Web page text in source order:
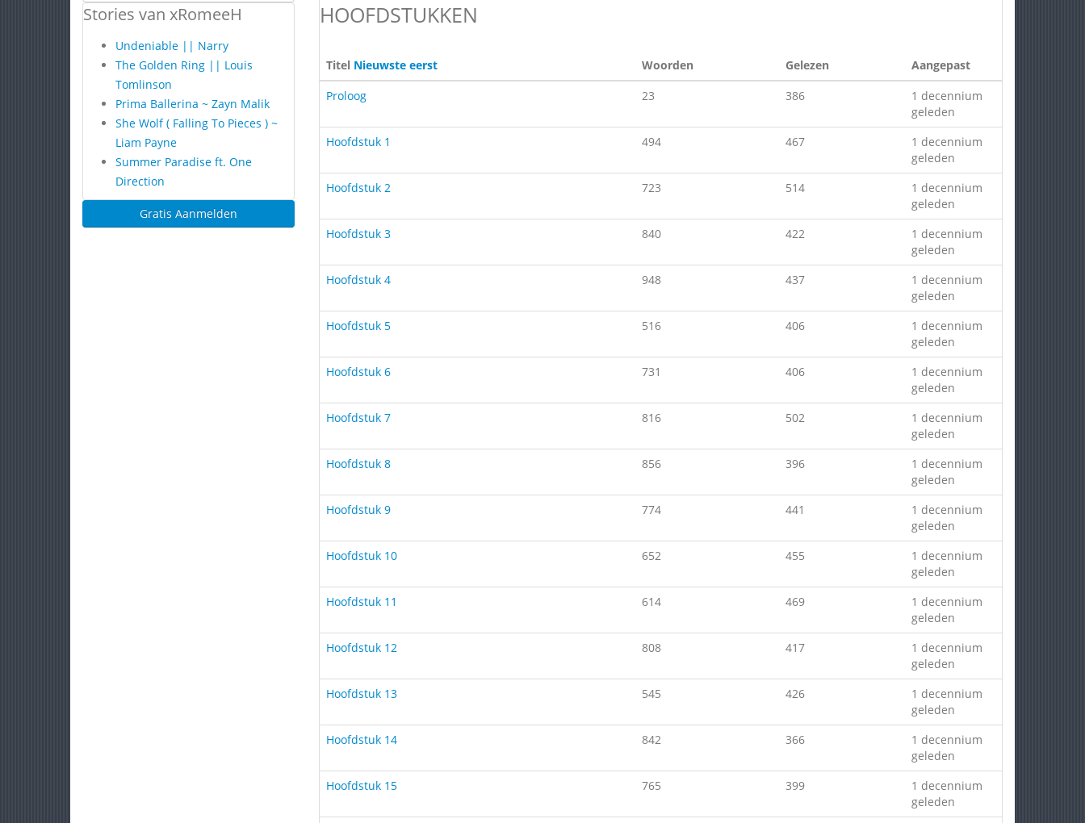
Stories van xRomeeH
Undeniable || Narry
The Golden Ring || Louis
Tomlinson
Prima Ballerina ~ Zayn Malik
She Wolf ( Falling To Pieces ) ~
Liam Payne
Summer Paradise ft. One
Direction
Gratis Aanmelden
HOOFDSTUKKEN
Titel Nieuwste eerst Woorden Gelezen
Aangepast
Proloog
23 386
1 decennium
geleden
Hoofdstuk 1
494 467
1 decennium
geleden
Hoofdstuk 2
723 514
1 decennium
geleden
Hoofdstuk 3
840 422
1 decennium
geleden
Hoofdstuk 4
948 437
1 decennium
geleden
Hoofdstuk 5
516 406
1 decennium
geleden
Hoofdstuk 6
731 406
1 decennium
geleden
Hoofdstuk 7
816 502
1 decennium
geleden
Hoofdstuk 8
856 396
1 decennium
geleden
Hoofdstuk 9
774 441
1 decennium
geleden
Hoofdstuk 10
652 455
1 decennium
geleden
Hoofdstuk 11
614 469
1 decennium
geleden
Hoofdstuk 12
808 417
1 decennium
geleden
Hoofdstuk 13
545 426
1 decennium
geleden
Hoofdstuk 14
842 366
1 decennium
geleden
Hoofdstuk 15
765 399
1 decennium
geleden